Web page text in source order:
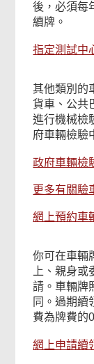
後，必須每
續牌。
指定測試中
其他類別的
貨車、公共
進行機械檢
府車輛檢驗
政府車輛檢
更多有關驗
網上預約車
你可在車輛
上、親身
請。車輛牌
同。過期續
費為牌費的
網上申請續